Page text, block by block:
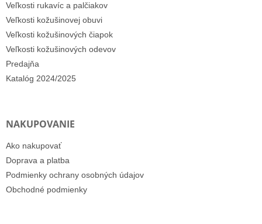
Veľkosti rukavíc a palčiakov
Veľkosti kožušinovej obuvi
Veľkosti kožušinových čiapok
Veľkosti kožušinových odevov
Predajňa
Katalóg 2024/2025
NAKUPOVANIE
Ako nakupovať
Doprava a platba
Podmienky ochrany osobných údajov
Obchodné podmienky